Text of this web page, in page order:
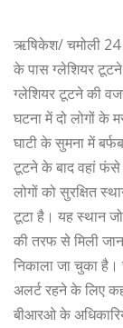
ऋषिकेश/ चमोली 24
के पास ग्लेशियर
ग्लेशियर टूटने की
घटना में दो लोगों के
घाटी के सुमना में
टूटने के बाद वहां
लोगों को सुरक्षित
टूटा है। यह स्थान
की तरफ से मिली
निकाला जा चुका है।
अलर्ट रहने के लिए
बीआरओ के